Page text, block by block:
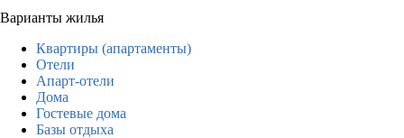
Варианты жилья
Квартиры (апартаменты)
Отели
Апарт-отели
Дома
Гостевые дома
Базы отдыха